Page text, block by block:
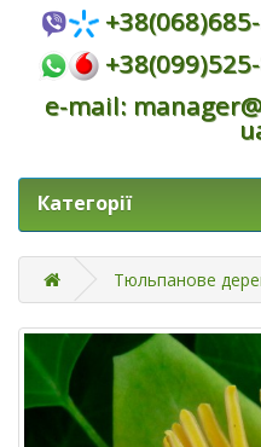
e-mail:
Категорії
Тюльпанове